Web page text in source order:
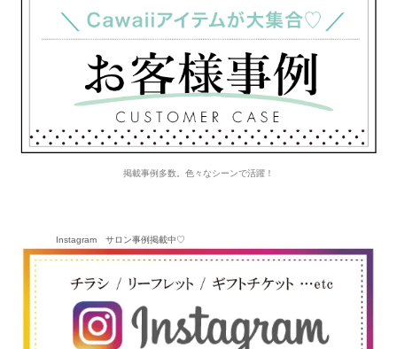
掲載事例多数。色々なシーンで活躍！
Instagram サロン事例掲載中♡